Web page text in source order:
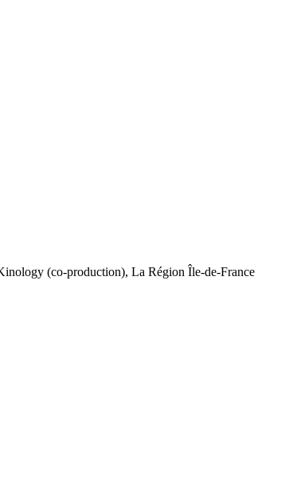
(co-production), La Région Île-de-France